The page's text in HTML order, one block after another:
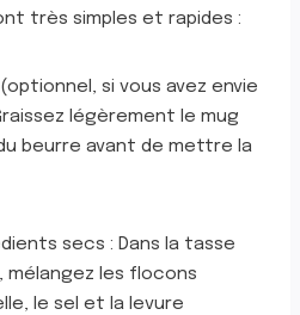
très simples et rapides :
si vous avez envie
légèrement le mug
beurre avant de mettre la
secs : Dans la tasse
mélangez les flocons
le sel et la levure